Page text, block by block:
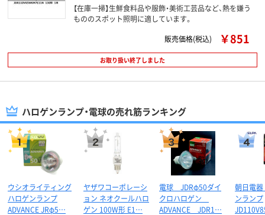
【在庫一掃】生鮮食料品や服飾・美術工芸品など、熱を嫌う
もののスポット照明に適しています。
販売価格(税込)
￥851
お取り扱い終了しました
ハロゲンランプ・電球の売れ筋ランキング
ウシオライティング
ハロゲンランプ
ADVANCE JRφ5…
ヤザワコーポレーシ
ョン ネオクールハロ
ゲン 100W形 E1…
電球 JDRφ50ダイ
クロハロゲン
ADVANCE JDR1…
朝日電
ンランプ